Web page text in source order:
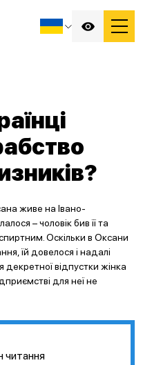
живе на Івано-
– чоловік бив її та
Оскільки в Оксани
їй довелося і надалі
декретної відпустки жінка
для неї не
читання